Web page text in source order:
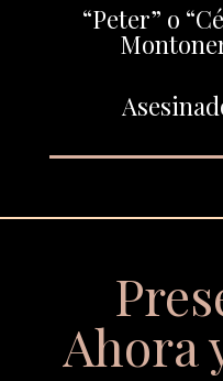
“Peter” o
Ahora